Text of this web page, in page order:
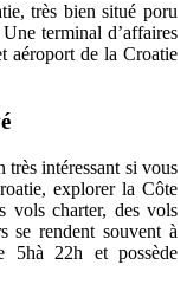
très bien situé poru
terminal d’affaires
aéroport de la Croatie
intéressant si vous
explorer la Côte
vols charter, des vols
se rendent souvent à
5hà 22h et possède